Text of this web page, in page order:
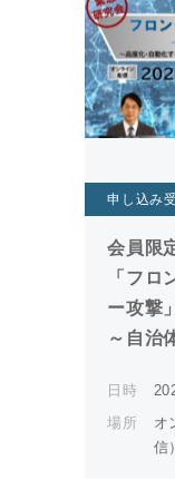
申し込み
会員限
「フ
ー攻撃」
～自治
日時
場所
オ
信）